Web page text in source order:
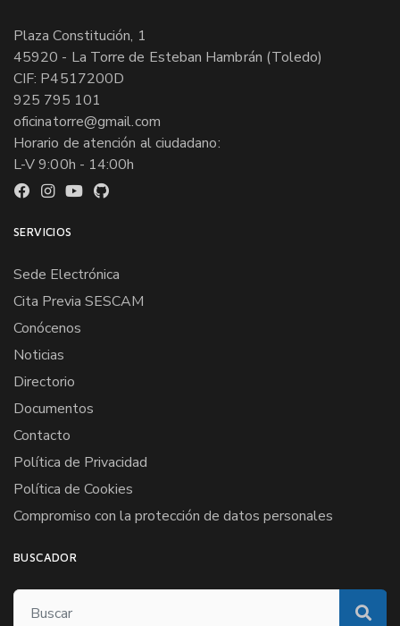
Plaza Constitución, 1
45920 - La Torre de Esteban Hambrán (Toledo)
CIF: P4517200D
925 795 101
oficinatorre@gmail.com
Horario de atención al ciudadano:
L-V 9:00h - 14:00h
SERVICIOS
Sede Electrónica
Cita Previa SESCAM
Conócenos
Noticias
Directorio
Documentos
Contacto
Política de Privacidad
Política de Cookies
Compromiso con la protección de datos personales
BUSCADOR